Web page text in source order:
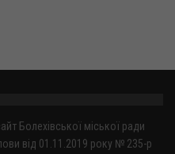
Болехівської міської ради
від 01.11.2019 року № 235-р